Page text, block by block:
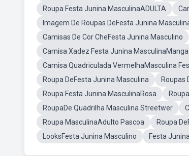
Roupa Festa Junina MasculinaADULTA
Imagem De Roupas DeFesta Junina
Camisas De Cor CheFesta Junina Masculino
Camisa Xadez Festa Junina
Camisa Quadriculada VermelhaMasculina
Roupa DeFesta Junina Masculina
Roupas
Roupa Festa Junina MasculinaRosa
RoupaDe Quadrilha Masculina Streetwer
Roupa MasculinaAdulto Pascoa
Roupa
LooksFesta Junina Masculino
Festa